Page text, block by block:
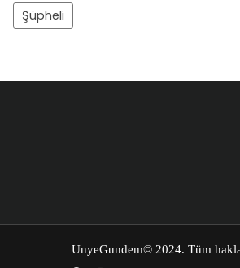
Şüpheli
UnyeGundem© 2024. Tüm